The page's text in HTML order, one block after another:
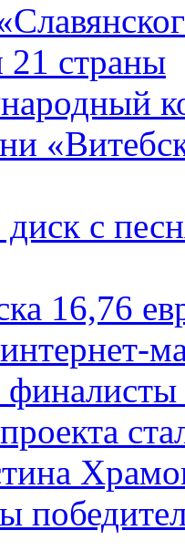
21 страны
с
16,76